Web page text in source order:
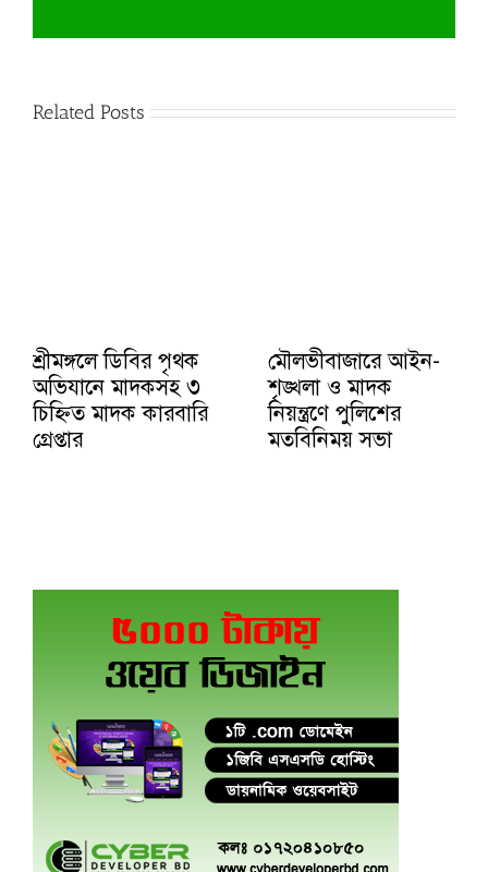
Related Posts
শ্রীমঙ্গলে ডিবির পৃথক
অভিযানে মাদকসহ ৩
চিহ্নিত মাদক কারবারি
গ্রেপ্তার
মৌলভীবাজারে আইন-
শৃঙ্খলা ও মাদক
নিয়ন্ত্রণে পুলিশের
মতবিনিময় সভা